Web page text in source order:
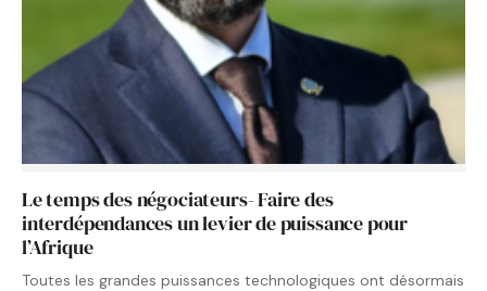
Le temps des négociateurs- Faire des
interdépendances un levier de puissance pour
l’Afrique
Toutes les grandes puissances technologiques ont désormais